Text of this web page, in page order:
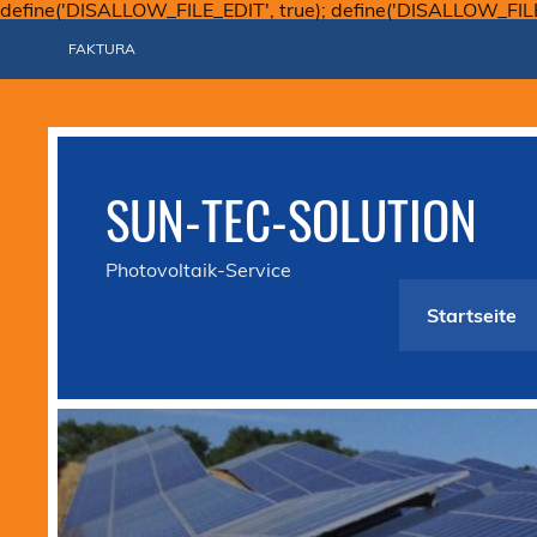
define('DISALLOW_FILE_EDIT', true);
FAKTURA
SUN-TEC-SOLUTION
Photovoltaik-Service
Startseite